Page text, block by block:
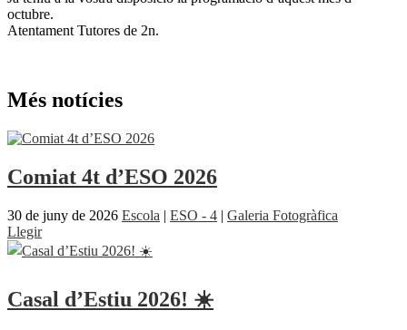
octubre.
Atentament Tutores de 2n.
Més notícies
Comiat 4t d’ESO 2026
30 de juny de 2026 Escola | ESO - 4 | Galeria Fotogràfica
Llegir
Casal d’Estiu 2026! ☀️